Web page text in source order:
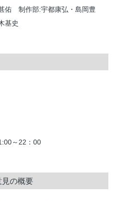
佑 制作部:宇都康弘・島岡豊
基史
～22：00
見の概要